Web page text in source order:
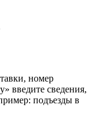
номер
введите сведения,
подъезды в